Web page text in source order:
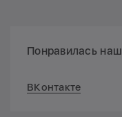
Понравилась
ВКонтакте